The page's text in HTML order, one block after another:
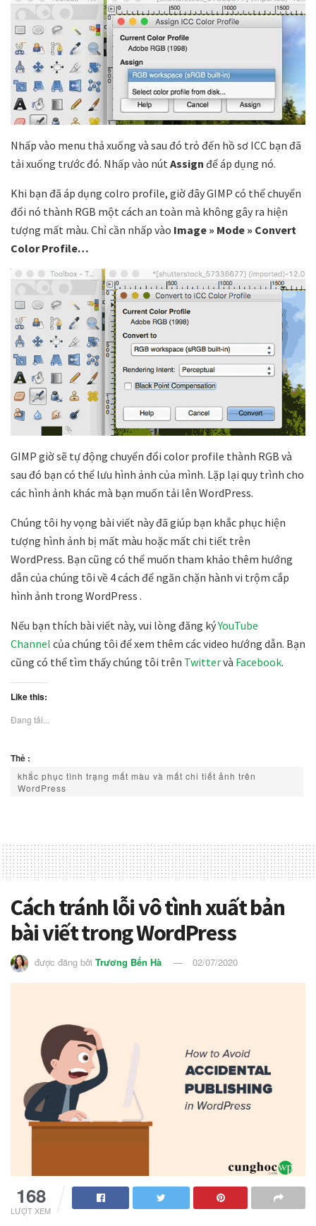
Nhấp vào menu thả xuống và sau đó trỏ đến hồ sơ ICC bạn đã
tải xuống trước đó. Nhấp vào nútAssign để áp dụng nó.
Khi bạn đã áp dụng colro profile, giờ đây GIMP có thể chuyển
đổi nó thành RGB một cách an toàn mà không gây ra hiện
tượng mất màu. Chỉ cần nhấp vào Image » Mode » Convert
Color Profile…
GIMP giờ sẽ tự động chuyển đổi color profile thành RGB và
sau đó bạn có thể lưu hình ảnh của mình. Lặp lại quy trình cho
các hình ảnh khác mà bạn muốn tải lên WordPress.
Chúng tôi hy vọng bài viết này đã giúp bạn khắc phục hiện
tượng hình ảnh bị mất màu hoặc mất chi tiết trên
WordPress. Bạn cũng có thể muốn tham khảo thêm hướng
dẫn của chúng tôi về 4 cách để ngăn chặn hành vi trộm cắp
hình ảnh trong WordPress .
Nếu bạn thích bài viết này, vui lòng đăng kýYouTube
Channel của chúng tôi để xem thêm các video hướng dẫn. Bạn
cũng có thể tìm thấy chúng tôi trên Twittervà Facebook.
Like this:
Đang tải...
Thẻ :
khắc phục tình trạng mất màu và mất chi tiết ảnh trên
WordPress
Cách tránh lỗi vô tình xuất bản
bài viết trong WordPress
được đăng bởi Trương Bến Hà 02/07/2020
168
LƯỢT XEM